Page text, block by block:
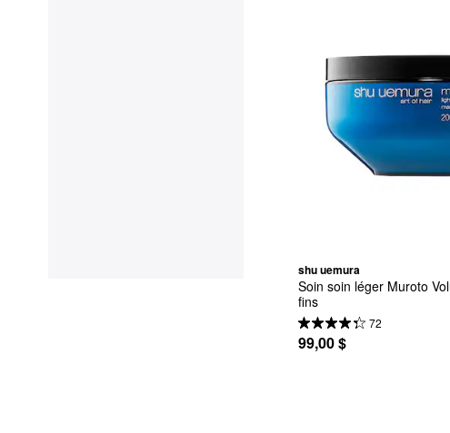
shu uemura
Soin soin léger Muroto
fins
72
99,00 $